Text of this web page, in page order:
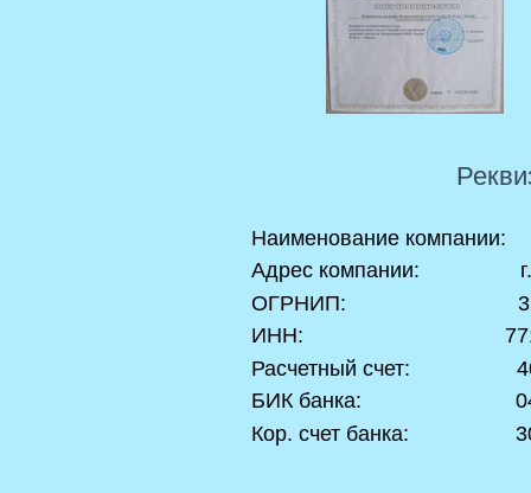
Наименование компании:
Адрес компании: г.
ОГРНИП:
ИНН:
Расчетный счет:
БИК банка:
Кор. счет банка: